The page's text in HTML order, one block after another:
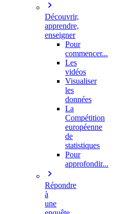
Découvrir,
apprendre,
enseigner
Pour
commencer...
Les
vidéos
Visualiser
les
données
La
Compétition
européenne
de
statistiques
Pour
approfondir...
Répondre
à
une